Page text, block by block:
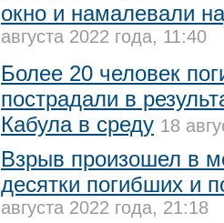
окно и намалевали
августа 2022 года, 11:40
Более 20 человек
пострадали в
Кабула в среду 18
Взрыв произошел в
десятки погибших и
августа 2022 года, 21:18